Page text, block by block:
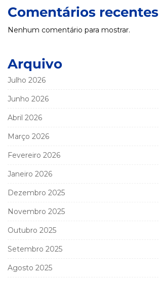
Comentários recentes
Nenhum comentário para mostrar.
Arquivo
Julho 2026
Junho 2026
Abril 2026
Março 2026
Fevereiro 2026
Janeiro 2026
Dezembro 2025
Novembro 2025
Outubro 2025
Setembro 2025
Agosto 2025